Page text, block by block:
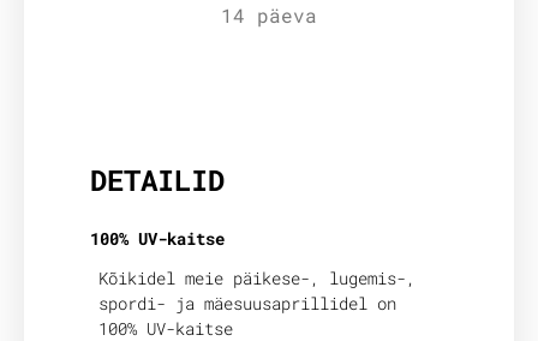
14 päeva
DETAILID
100% UV-kaitse
Kõikidel meie päikese-, lugemis-,
spordi- ja mäesuusaprillidel on
100% UV-kaitse